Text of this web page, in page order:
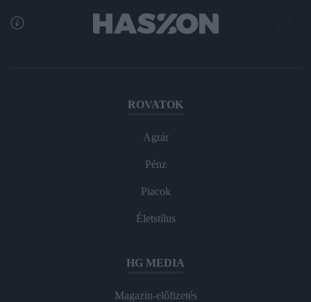
ROVATOK
Agrár
Pénz
Piacok
Életstílus
HG MEDIA
Magazin-előfizetés